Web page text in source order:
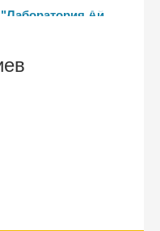
"Лаборатория Ай